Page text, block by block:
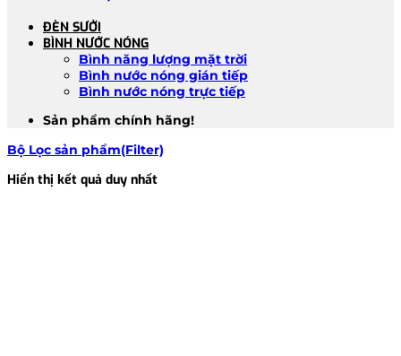
ĐÈN SƯỞI
BÌNH NƯỚC NÓNG
Bình năng lượng mặt trời
Bình nước nóng gián tiếp
Bình nước nóng trực tiếp
Sản phẩm chính hãng!
Bộ Lọc sản phẩm(Filter)
Hiển thị kết quả duy nhất